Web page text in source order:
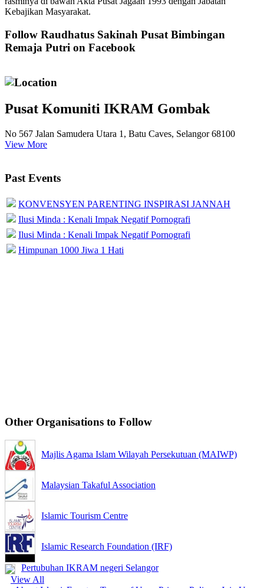
Kebajikan Masyarakat.
Follow Raudhatus Sakinah Pusat Bimbingan
Remaja Putri on Facebook
Location
Pusat Komuniti IKRAM Gombak
No 567 Jalan Samudera Utara 1, Batu Caves, Selangor 68100
View More
Past Events
KONVENSYEN PARENTING INSPIRASI JANNAH
Ilusi Minda : Kenali Impak Negatif Pornografi
Ilusi Minda : Kenali Impak Negatif Pornografi
Himpunan 1000 Jiwa 1 Hati
Other Organisations to Follow
Majlis Agama Islam Wilayah Persekutuan (MAIWP)
Malaysian Takaful Association
Islamic Tourism Centre
Islamic Research Foundation (IRF)
Pertubuhan IKRAM negeri Selangor
View All